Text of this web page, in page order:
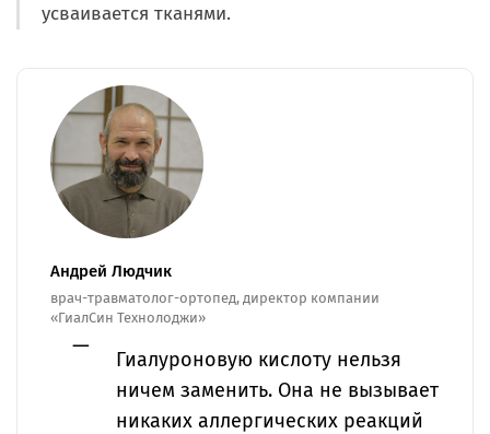
усваивается тканями.
Андрей Людчик
врач-травматолог-ортопед, директор компании
«ГиалСин Технолоджи»
Гиалуроновую кислоту нельзя
ничем заменить. Она не вызывает
никаких аллергических реакций